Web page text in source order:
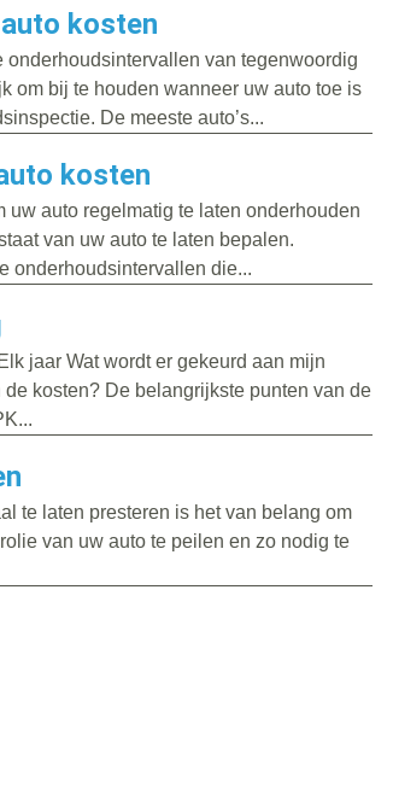
kosten
onderhoudsintervallen van tegenwoordig
om bij te houden wanneer uw auto toe is
De meeste auto’s...
kosten
uw auto regelmatig te laten onderhouden
van uw auto te laten bepalen.
onderhoudsintervallen die...
jaar Wat wordt er gekeurd aan mijn
kosten? De belangrijkste punten van de
te laten presteren is het van belang om
van uw auto te peilen en zo nodig te